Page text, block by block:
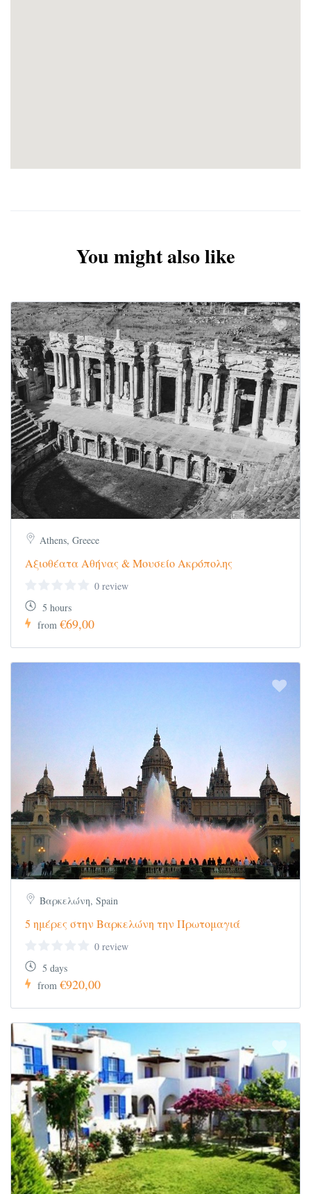
You might also like
Athens, Greece
Αξιοθέατα Αθήνας & Μουσείο Ακρόπολης
0 review
5 hours
from €69,00
Βαρκελώνη, Spain
5 ημέρες στην Βαρκελώνη την Πρωτομαγιά
0 review
5 days
from €920,00